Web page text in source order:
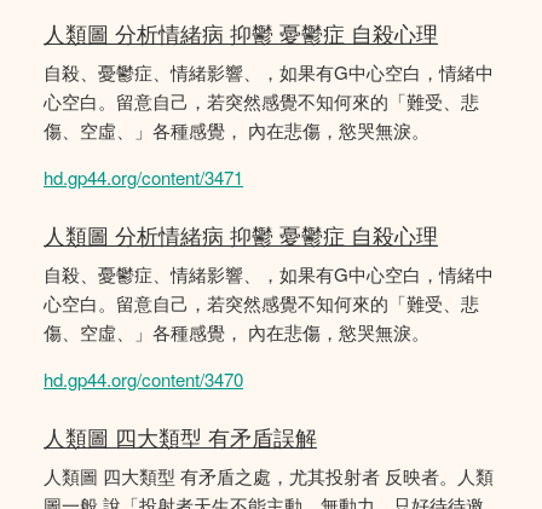
人類圖 分析情緒病 抑鬱 憂鬱症 自殺心理
自殺、憂鬱症、情緒影響、，如果有G中心空白，情緒中
心空白。留意自己，若突然感覺不知何來的「難受、悲
傷、空虛、」各種感覺， 內在悲傷，慾哭無淚。
hd.gp44.org/content/3471
人類圖 分析情緒病 抑鬱 憂鬱症 自殺心理
自殺、憂鬱症、情緒影響、，如果有G中心空白，情緒中
心空白。留意自己，若突然感覺不知何來的「難受、悲
傷、空虛、」各種感覺， 內在悲傷，慾哭無淚。
hd.gp44.org/content/3470
人類圖 四大類型 有矛盾誤解
人類圖 四大類型 有矛盾之處，尤其投射者 反映者。人類